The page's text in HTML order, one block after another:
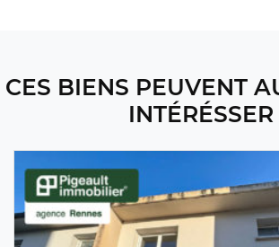
CES BIENS PEUVENT
INTÉRÉSSER